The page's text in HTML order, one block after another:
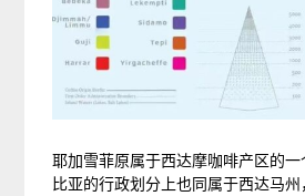
耶加雪菲原属于西达摩咖啡产区的
比亚的行政划分上也同属于西达马